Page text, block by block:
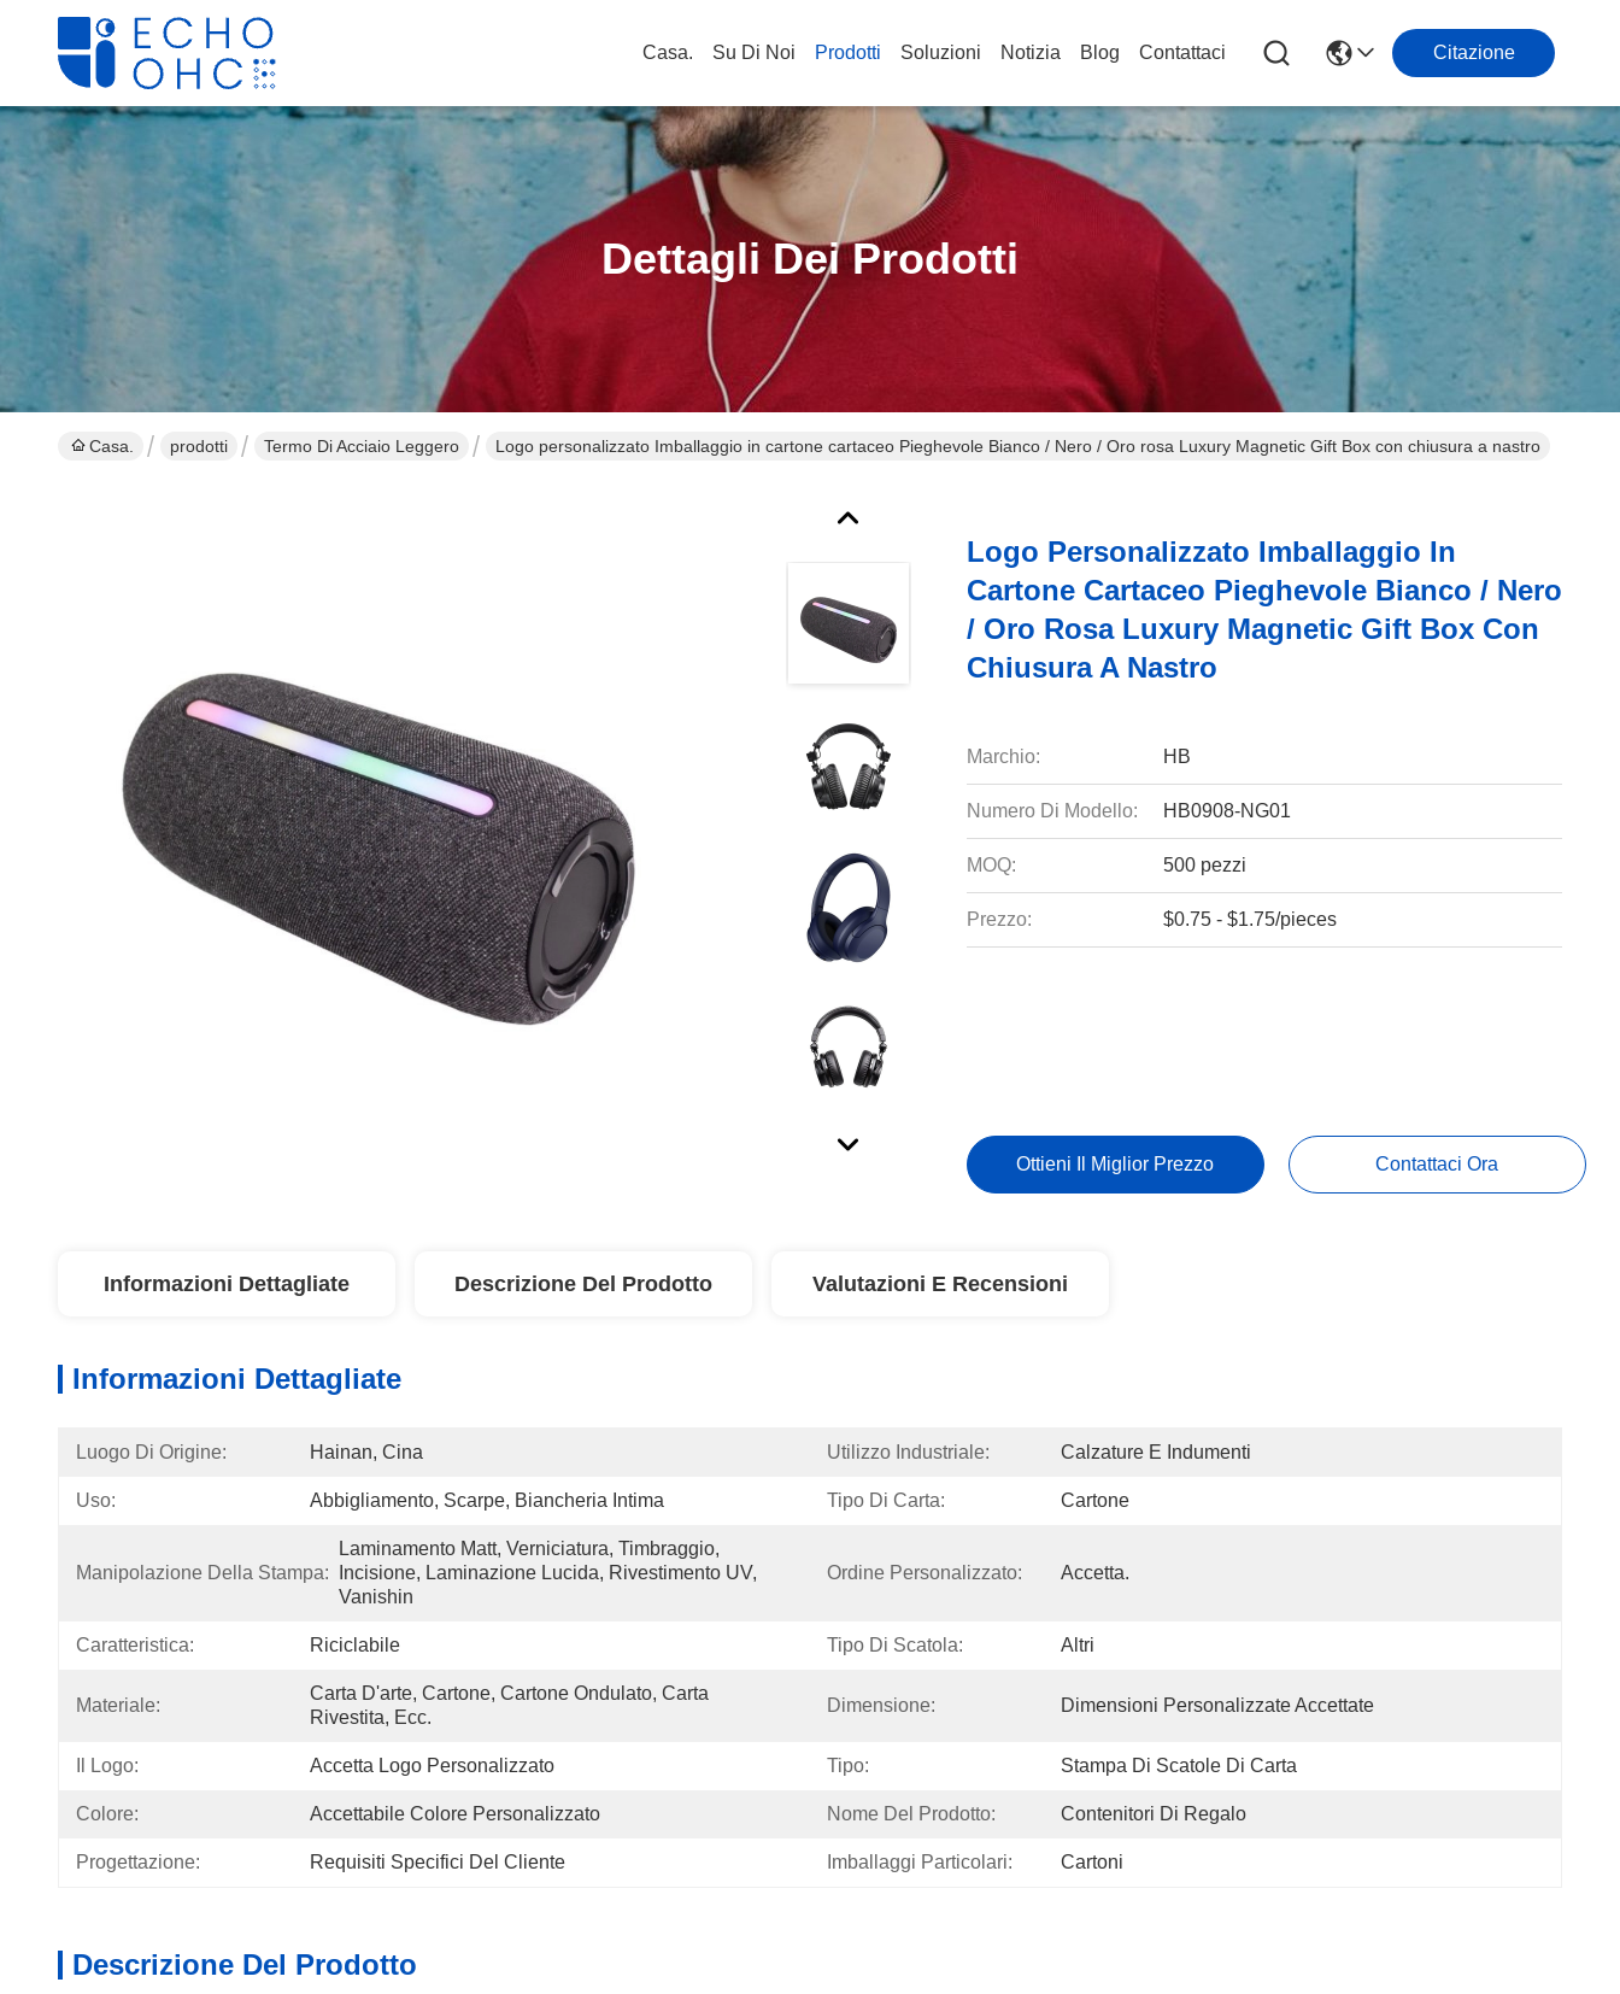
Casa. Su Di Noi Prodotti Soluzioni Notizia Blog Contattaci Citazione
Dettagli Dei Prodotti
Casa. prodotti Termo Di Acciaio Leggero Logo personalizzato Imballaggio in cartone cartaceo Pieghevole Bianco / Nero / Oro rosa Luxury Magnetic Gift Box con chiusura a nastro
Logo Personalizzato Imballaggio In
Cartone Cartaceo Pieghevole Bianco / Nero
/ Oro Rosa Luxury Magnetic Gift Box Con
Chiusura A Nastro
Marchio: HB
Numero Di Modello: HB0908-NG01
MOQ: 500 pezzi
Prezzo: $0.75 - $1.75/pieces
Ottieni Il Miglior Prezzo Contattaci Ora
Informazioni Dettagliate Descrizione Del Prodotto Valutazioni E Recensioni
Informazioni Dettagliate
Luogo Di Origine: Hainan, Cina Utilizzo Industriale: Calzature E Indumenti
Uso: Abbigliamento, Scarpe, Biancheria Intima Tipo Di Carta: Cartone
Manipolazione Della Stampa:
Laminamento Matt, Verniciatura, Timbraggio,
Incisione, Laminazione Lucida, Rivestimento UV,
Vanishin
Ordine Personalizzato: Accetta.
Caratteristica: Riciclabile Tipo Di Scatola: Altri
Materiale:
Carta D'arte, Cartone, Cartone Ondulato, Carta
Rivestita, Ecc.
Dimensione: Dimensioni Personalizzate Accettate
Il Logo: Accetta Logo Personalizzato Tipo: Stampa Di Scatole Di Carta
Colore: Accettabile Colore Personalizzato Nome Del Prodotto: Contenitori Di Regalo
Progettazione: Requisiti Specifici Del Cliente Imballaggi Particolari: Cartoni
Descrizione Del Prodotto